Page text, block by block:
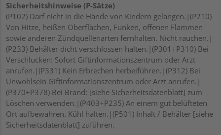
Sicherheitshinweise (P-Sätze)
(P102) Darf nicht in die Hände von Kindern gelangen.|(P210)
Von Hitze, heißen Oberflächen, Funken, offenen Flammen
sowie anderen Zündquellenarten fernhalten. Nicht rauchen.|
(P233) Behälter dicht verschlossen halten.|(P301+P310) Bei
Verschlucken: Sofort Giftinformationszentrum oder Arzt
anrufen.|(P331) Kein Erbrechen herbeiführen.|(P312) Bei
Unwohlsein Giftinformationszentrum oder Arzt anrufen.|
(P370+P378) Bei Brand: [siehe Sicherheitsdatenblatt] zum
Löschen verwenden.|(P403+P235) An einem gut belüfteten
Ort aufbewahren. Kühl halten.|(P501) Inhalt / Behälter [siehe
Sicherheitsdatenblatt] zuführen.